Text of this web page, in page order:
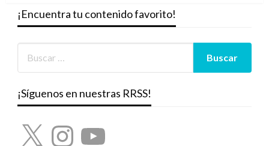
¡Encuentra tu contenido favorito!
¡Síguenos en nuestras RRSS!
X InstagramYouTube